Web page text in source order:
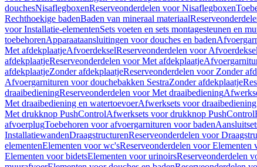
douchesNisaflegboxenReserveonderdelen voor Nisaflegboxen
Rechthoekige badenBaden van mineraal materiaal
voor Installatie-elementenSets voeten en sets montagesteunen en
toebehorenApparaataansluitingen voor douches en baden
Met afdekplaatjeAfvoerdekselReserveonderdelen voor Afvoerdeksel
afdekplaatjeReserveonderdelen voor Met afdekplaatje
afdekplaatjeZonder afdekplaatjeReserveonderdelen voor Zonder
Afvoergarnituren voor douchebakken SestraZonder afdekplaatje
draaibedieningReserveonderdelen voor Met draaibediening
Met draaibediening en watertoevoerAfwerksets voor
Met drukknop PushControlAfwerksets voor drukknop PushControl
afvoerplugToebehoren voor afvoergarnituren voor baden
InstallatiewandenDraagstructurenReserveonderdelen voor
elementenElementen voor wc'sReserveonderdelen voor Elementen
Elementen voor bidetsElementen voor urinoirsReserveonderdelen